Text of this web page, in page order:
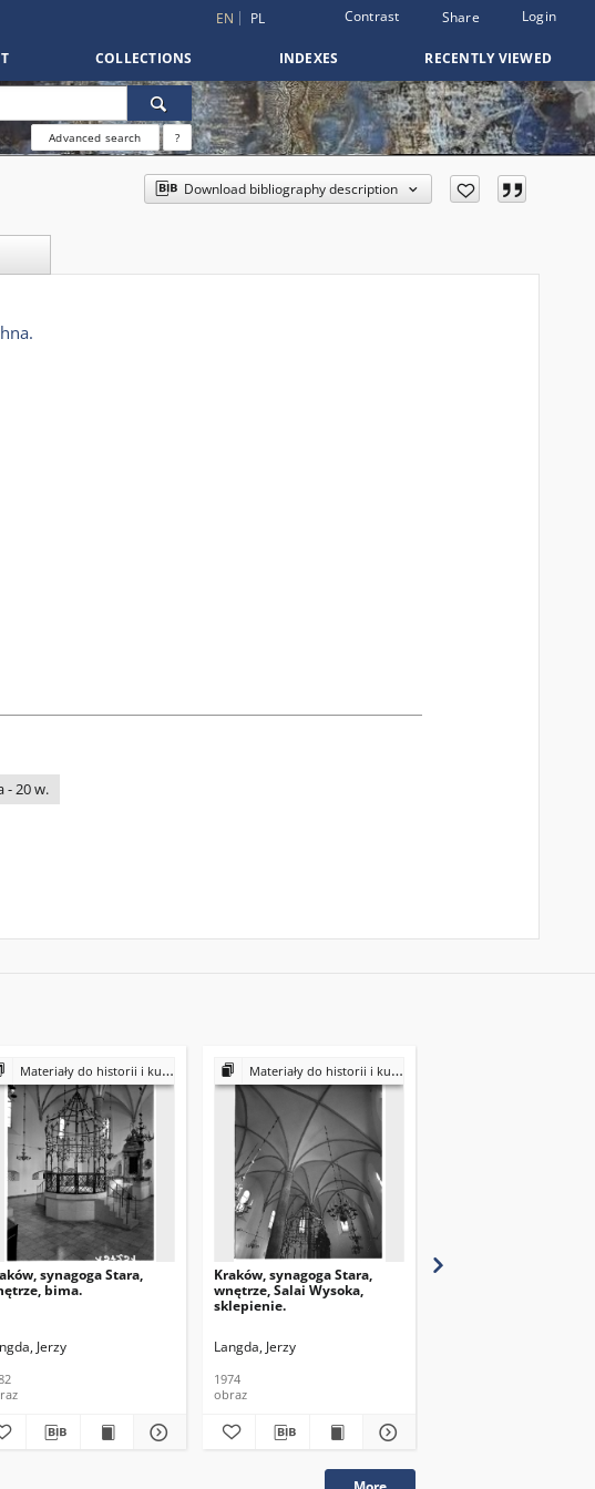
EN PL Contrast Share Login
COLLECTIONS INDEXES RECENTLY VIEWED
Advanced search ?
Download bibliography description
- 20 w.
Materiały do historii i kultury Żydów polskich
synagoga Stara,
bima.
Jerzy
Materiały do historii i kultury Żydów polskich
Kraków, synagoga Stara,
wnętrze, Salai Wysoka,
sklepienie.
Langda, Jerzy
1974
obraz